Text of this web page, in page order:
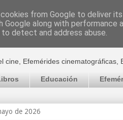
cine, Efemérides
Educación
de 2026
from Google to deliver
Google along with
detect and address abuse.